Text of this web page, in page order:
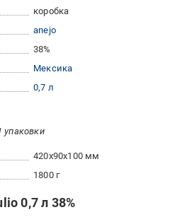
коробка
anejo
38%
Мексика
0,7 л
упаковки
420x90x100 мм
1800 г
0,7 л 38%